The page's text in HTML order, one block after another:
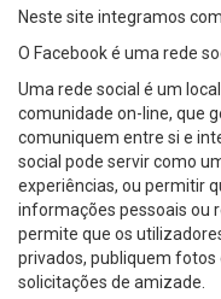
Neste site integramos
O Facebook é uma rede
Uma rede social é um
comunidade on-line, que
comuniquem entre si e
social pode servir como
experiências, ou permitir
informações pessoais ou
permite que os
privados, publiquem
solicitações de amizade.